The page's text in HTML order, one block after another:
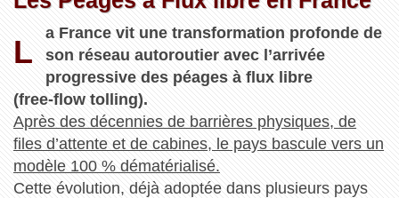
L
a France vit une transformation profonde de
son réseau autoroutier avec l’arrivée
progressive des péages à flux libre
(free‑flow tolling).
Après des décennies de barrières physiques, de
files d’attente et de cabines, le pays bascule vers un
modèle 100 % dématérialisé.
Cette évolution, déjà adoptée dans plusieurs pays